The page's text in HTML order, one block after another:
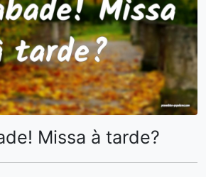
Missa à tarde?